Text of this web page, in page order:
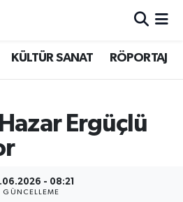
KÜLTÜR SANAT RÖPORTAJ
Ergüçlü
- 08:21
GÜNCELLEME
Eczaneler
Haritası
ve Fikstür